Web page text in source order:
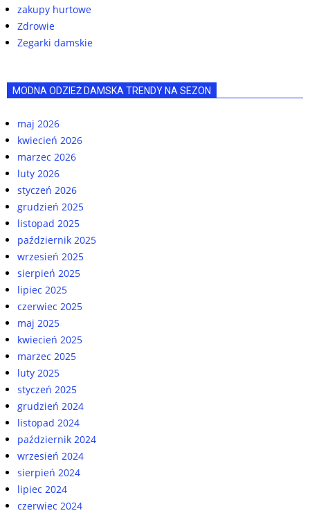
zakupy hurtowe
Zdrowie
Zegarki damskie
MODNA ODZIEŻ DAMSKA TRENDY NA SEZON
maj 2026
kwiecień 2026
marzec 2026
luty 2026
styczeń 2026
grudzień 2025
listopad 2025
październik 2025
wrzesień 2025
sierpień 2025
lipiec 2025
czerwiec 2025
maj 2025
kwiecień 2025
marzec 2025
luty 2025
styczeń 2025
grudzień 2024
listopad 2024
październik 2024
wrzesień 2024
sierpień 2024
lipiec 2024
czerwiec 2024